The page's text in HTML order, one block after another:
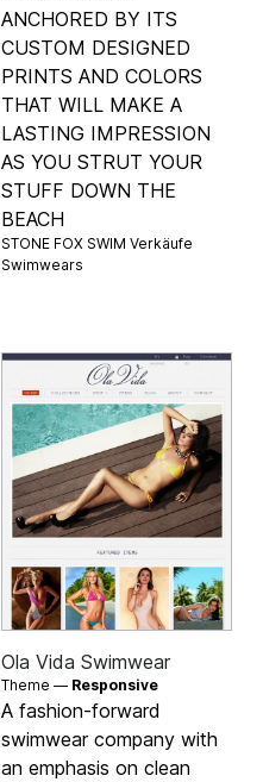
ANCHORED BY ITS
CUSTOM DESIGNED
PRINTS AND COLORS
THAT WILL MAKE A
LASTING IMPRESSION
AS YOU STRUT YOUR
STUFF DOWN THE
BEACH
STONE FOX SWIM Verkäufe
Swimwears
Ola Vida Swimwear
Theme — Responsive
A fashion-forward
swimwear company with
an emphasis on clean